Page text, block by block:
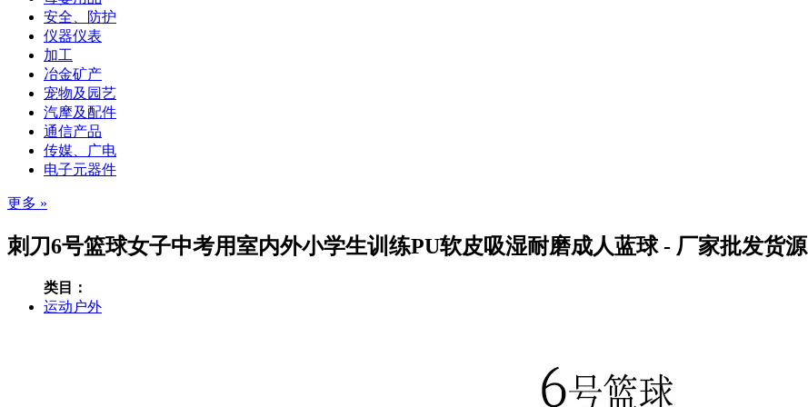
安全、防护
仪器仪表
加工
冶金矿产
宠物及园艺
汽摩及配件
通信产品
传媒、广电
电子元器件
更多 »
刺刀6号篮球女子中考用室内外小学生训练PU软皮吸湿耐磨成人蓝球 - 厂家批发货源
类目：
运动户外